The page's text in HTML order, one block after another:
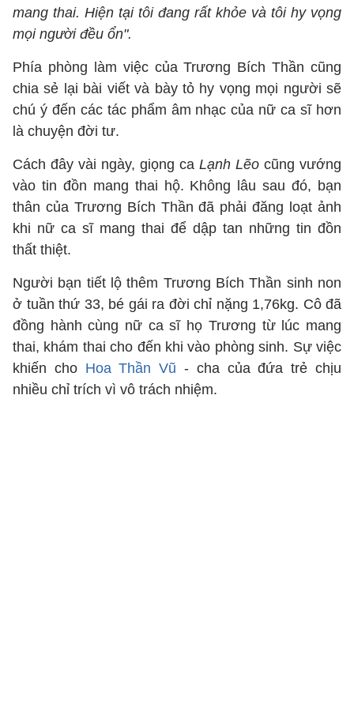
mang thai. Hiện tại tôi đang rất khỏe và tôi hy vọng
mọi người đều ổn".
Phía phòng làm việc của Trương Bích Thần cũng
chia sẻ lại bài viết và bày tỏ hy vọng mọi người sẽ
chú ý đến các tác phẩm âm nhạc của nữ ca sĩ hơn
là chuyện đời tư.
Cách đây vài ngày, giọng ca Lạnh Lẽo cũng vướng
vào tin đồn mang thai hộ. Không lâu sau đó, bạn
thân của Trương Bích Thần đã phải đăng loạt ảnh
khi nữ ca sĩ mang thai để dập tan những tin đồn
thất thiệt.
Người bạn tiết lộ thêm Trương Bích Thần sinh non
ở tuần thứ 33, bé gái ra đời chỉ nặng 1,76kg. Cô đã
đồng hành cùng nữ ca sĩ họ Trương từ lúc mang
thai, khám thai cho đến khi vào phòng sinh. Sự việc
khiến cho Hoa Thần Vũ - cha của đứa trẻ chịu
nhiều chỉ trích vì vô trách nhiệm.